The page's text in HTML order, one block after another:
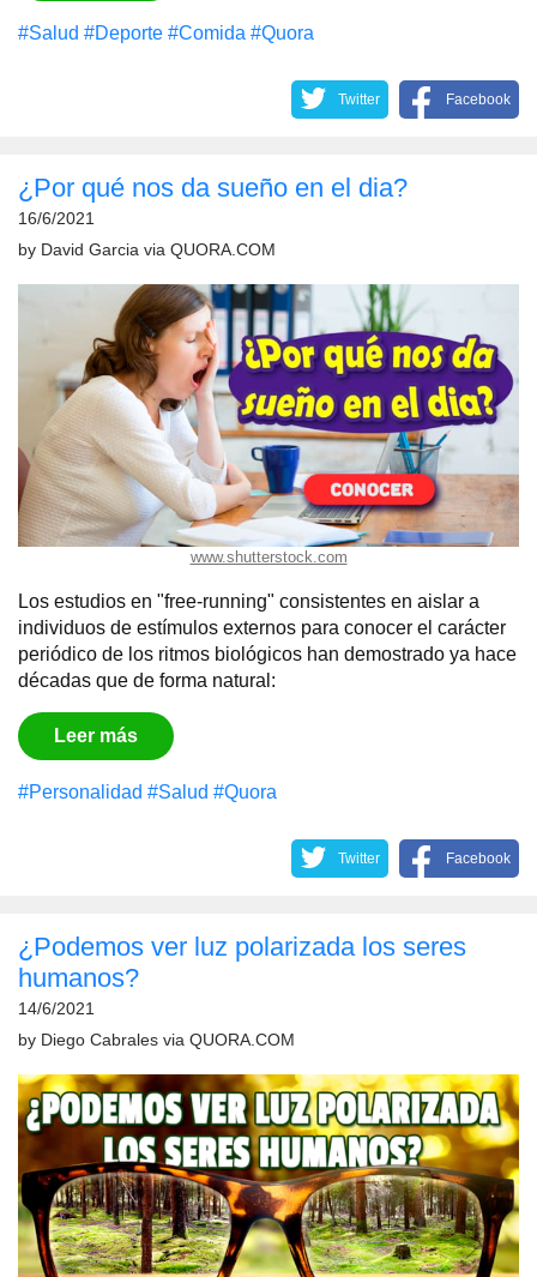
#Salud #Deporte #Comida #Quora
Twitter Facebook
¿Por qué nos da sueño en el dia?
16/6/2021
by David Garcia via QUORA.COM
www.shutterstock.com
Los estudios en "free-running" consistentes en aislar a
individuos de estímulos externos para conocer el carácter
periódico de los ritmos biológicos han demostrado ya hace
décadas que de forma natural:
Leer más
#Personalidad #Salud #Quora
Twitter Facebook
¿Podemos ver luz polarizada los seres
humanos?
14/6/2021
by Diego Cabrales via QUORA.COM